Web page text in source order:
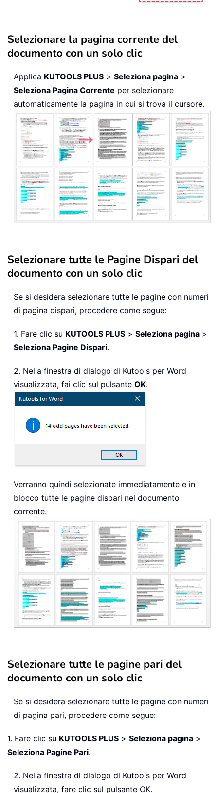
Selezionare la pagina corrente del
documento con un solo clic
Applica KUTOOLS PLUS > Seleziona pagina >
Seleziona Pagina Corrente per selezionare
automaticamente la pagina in cui si trova il cursore.
Selezionare tutte le Pagine Dispari del
documento con un solo clic
Se si desidera selezionare tutte le pagine con numeri
di pagina dispari, procedere come segue:
1. Fare clic su KUTOOLS PLUS > Seleziona pagina >
Seleziona Pagine Dispari.
2. Nella finestra di dialogo di Kutools per Word
visualizzata, fai clic sul pulsante OK.
Verranno quindi selezionate immediatamente e in
blocco tutte le pagine dispari nel documento
corrente.
Selezionare tutte le pagine pari del
documento con un solo clic
Se si desidera selezionare tutte le pagine con numeri
di pagina pari, procedere come segue:
1. Fare clic su KUTOOLS PLUS > Seleziona pagina >
Seleziona Pagine Pari.
2. Nella finestra di dialogo di Kutools per Word
visualizzata, fare clic sul pulsante OK.